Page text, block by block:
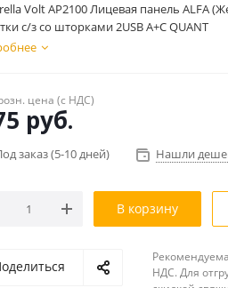
Volt AP2100 Лицевая панель ALFA
с/з со шторками 2USB A+C QUANT
цена (с НДС)
руб.
заказ (5-10 дней) Нашли
В корзину
НДС. Для